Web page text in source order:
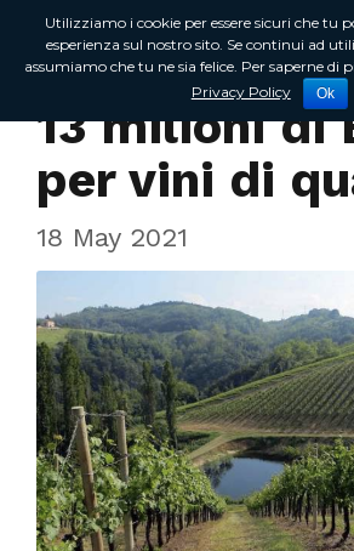
In Regione
13 milioni di
per vini di
18 May 2021
Utilizziamo i cookie per essere sicuri che tu
esperienza sul nostro sito. Se continui ad
assumiamo che tu ne sia felice. Per saperne di
Privacy Policy
Ok